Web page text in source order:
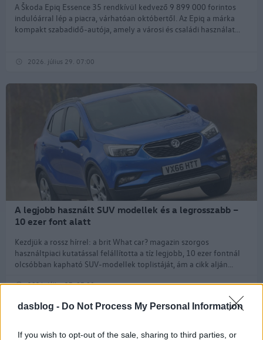
dasblog - Do Not Process My Personal Information
If you wish to opt-out of the sale, sharing to third parties, or
2026. július 29. 07:00
A Škoda Epiq Essence 35 rendkívül kedvező 9 899 000 forintos
indulóárral lép a piacra, várhatóan októbertől. Az Epiq a márka
kompakt szabadidő-autója, amely a városi és családi használat...
A legjobb használt SUV modellek és a legrosszabb –
10 ezer font alatt
2026. július 27. 07:00
Kezdjük a rossz hírrel: a brit What car? magazin szorgos
használtpiaci kutatással felállította a tíz legjobb, 10 ezer fontnál
olcsóbban kapható SUV-modellek toplistáját, ám a cikk alján...